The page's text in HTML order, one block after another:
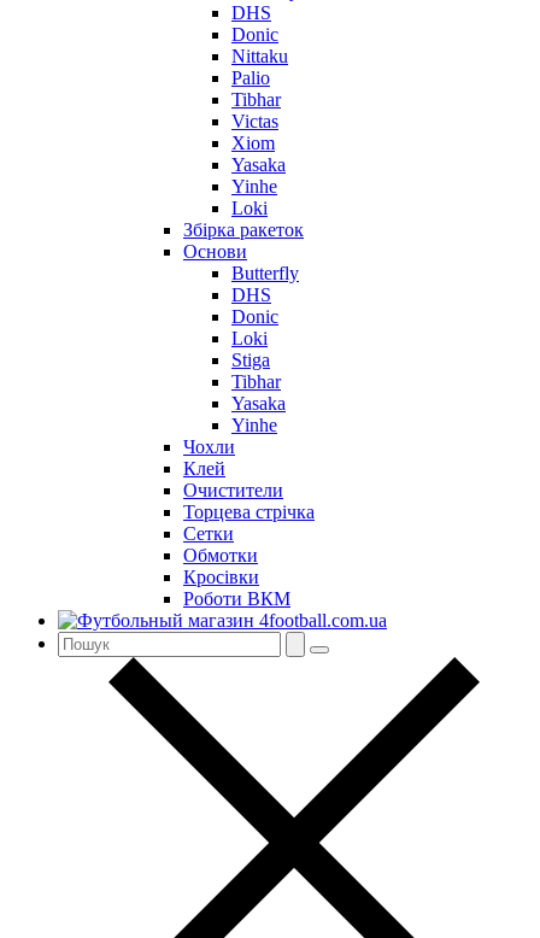
DHS
Donic
Nittaku
Palio
Tibhar
Victas
Xiom
Yasaka
Yinhe
Loki
Збірка ракеток
Основи
Butterfly
DHS
Donic
Loki
Stiga
Tibhar
Yasaka
Yinhe
Чохли
Клей
Очистители
Торцева стрічка
Сетки
Обмотки
Кросівки
Роботи ВКМ